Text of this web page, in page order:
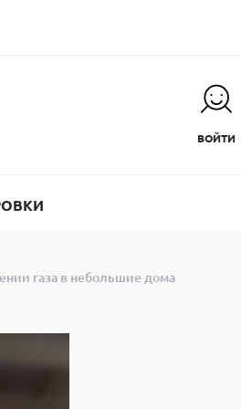
ВОЙТИ
газа в небольшие дома